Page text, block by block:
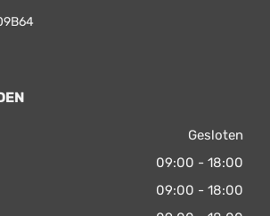
Gesloten
09:00 - 18:00
09:00 - 18:00